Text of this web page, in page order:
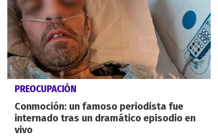
PREOCUPACIÓN
Conmoción: un famoso periodista fue
internado tras un dramático episodio en
vivo